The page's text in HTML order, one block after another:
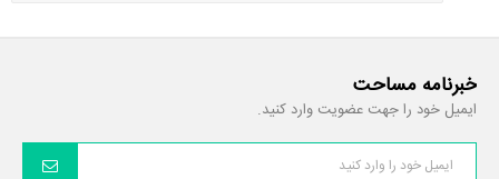
خبرنامه مساحت
ایمیل خود را جهت عضویت وارد کنید.